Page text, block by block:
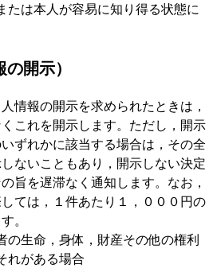
たは本人が容易に知り得る状態に
開示）
情報の開示を求められたときは，
これを開示します。ただし，開示
ずれかに該当する場合は，その全
ないこともあり，開示しない決定
旨を遅滞なく通知します。なお，
ては，１件あたり１，０００円の
。
の生命，身体，財産その他の権利
れがある場合